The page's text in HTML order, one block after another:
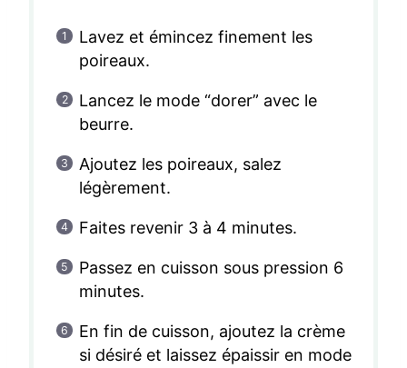
Lavez et émincez finement les
poireaux.
Lancez le mode “dorer” avec le
beurre.
Ajoutez les poireaux, salez
légèrement.
Faites revenir 3 à 4 minutes.
Passez en cuisson sous pression 6
minutes.
En fin de cuisson, ajoutez la crème
si désiré et laissez épaissir en mode